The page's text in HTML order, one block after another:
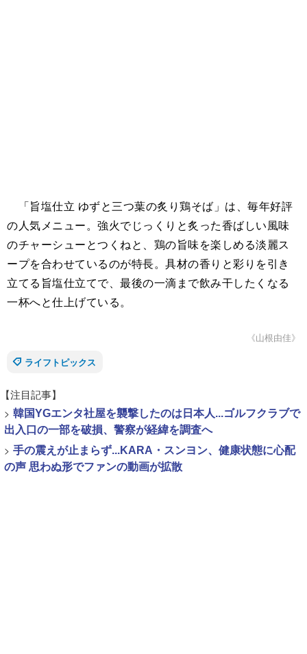
「旨塩仕立 ゆずと三つ葉の炙り鶏そば」は、毎年好評
の人気メニュー。強火でじっくりと炙った香ばしい風味
のチャーシューとつくねと、鶏の旨味を楽しめる淡麗ス
ープを合わせているのが特長。具材の香りと彩りを引き
立てる旨塩仕立てで、最後の一滴まで飲み干したくなる
一杯へと仕上げている。
《山根由佳》
ライフトピックス
【注目記事】
> 韓国YGエンタ社屋を襲撃したのは日本人...ゴルフクラブで
出入口の一部を破損、警察が経緯を調査へ
> 手の震えが止まらず...KARA・スンヨン、健康状態に心配
の声 思わぬ形でファンの動画が拡散